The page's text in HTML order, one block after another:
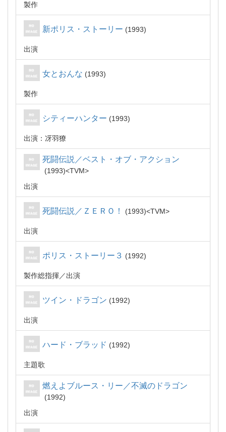
製作
新ポリス・ストーリー 1993
出演
女とおんな 1993
製作
シティーハンター 1993
出演：冴羽獠
死闘伝説／ベスト・オブ・アクション
1993
TVM
出演
死闘伝説／ＺＥＲＯ！ 1993 TVM
出演
ポリス・ストーリー３ 1992
製作総指揮 出演
ツイン・ドラゴン 1992
出演
ハード・ブラッド 1992
主題歌
燃えよブルース・リー／不滅のドラゴン
1992
出演